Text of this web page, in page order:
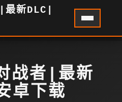
新DLC|
战者|最新
卓下载